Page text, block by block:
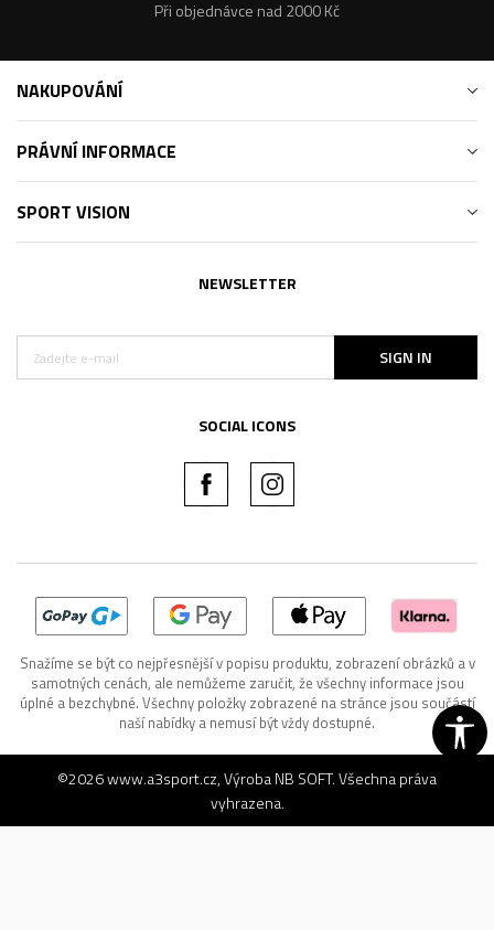
Při objednávce nad 2000 Kč
NAKUPOVÁNÍ
PRÁVNÍ INFORMACE
SPORT VISION
NEWSLETTER
SIGN IN
SOCIAL ICONS
Snažíme se být co nejpřesnější v popisu produktu, zobrazení obrázků a v
samotných cenách, ale nemůžeme zaručit, že všechny informace jsou
úplné a bezchybné. Všechny položky zobrazené na stránce jsou součástí
naší nabídky a nemusí být vždy dostupné.
©2026www.a3sport.cz, VýrobaNB SOFT. Všechna práva
vyhrazena.